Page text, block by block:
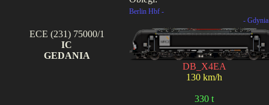
ECE (231) 75000/1
IC
GEDANIA
Berlin Hbf -
- Gdynia
DB_X4EA
130 km/h
330 t